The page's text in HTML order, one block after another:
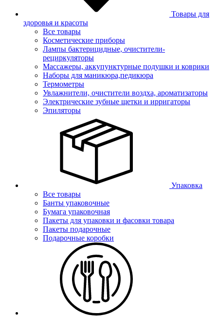
Товары для
здоровья и красоты
Все товары
Косметические приборы
Лампы бактерицидные, очистители-
рециркуляторы
Массажеры, аккупунктурные подушки и коврики
Наборы для маникюра,педикюра
Термометры
Увлажнители, очистители воздха, ароматизаторы
Электрические зубные щетки и ирригаторы
Эпиляторы
Упаковка
Все товары
Банты упаковочные
Бумага упаковочная
Пакеты для упаковки и фасовки товара
Пакеты подарочные
Подарочные коробки